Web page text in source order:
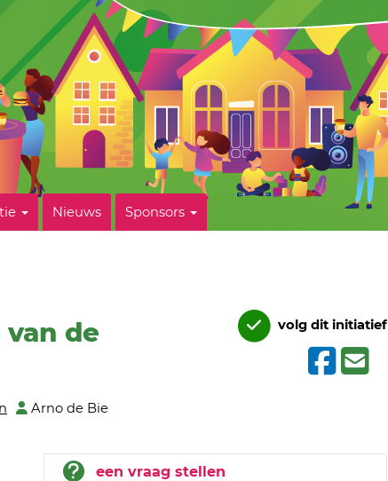
Nieuws Sponsors
de
Arno de Bie
volg dit initiatief
een vraag stellen